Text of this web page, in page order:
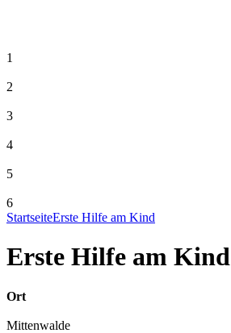
1
2
3
4
5
6
StartseiteErste Hilfe am Kind
Erste Hilfe am Kind
Ort
Mittenwalde